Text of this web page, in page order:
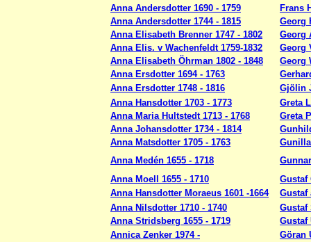
Anna Andersdotter 1690 - 1759
Frans
Anna Andersdotter 1744 - 1815
Georg
Anna Elisabeth Brenner 1747 - 1802
Georg
Anna Elis. v Wachenfeldt 1759-1832
Georg
Anna Elisabeth Öhrman 1802 - 1848
Georg
Anna Ersdotter 1694 - 1763
Anna Ersdotter 1748 - 1816
Gjölin
Anna Hansdotter 1703 - 1773
Greta
Anna Maria Hultstedt 1713 - 1768
Greta
Anna Johansdotter 1734 - 1814
Anna Matsdotter 1705 - 1763
Anna Medén 1655 - 1718
Anna Moell 1655 - 1710
Gustaf
Anna Hansdotter Moraeus 1601 -1664
Gustaf
Anna Nilsdotter 1710 - 1740
Anna Stridsberg 1655 - 1719
Gustaf
Annica Zenker 1974 -
Göran